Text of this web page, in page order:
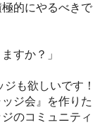
的にやるべきで
すか？」
も欲しいです！
ジ会』を作りた
のコミュニティ